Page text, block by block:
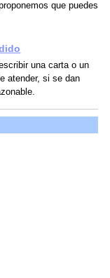
que puedes
una carta o un
atender, si se dan